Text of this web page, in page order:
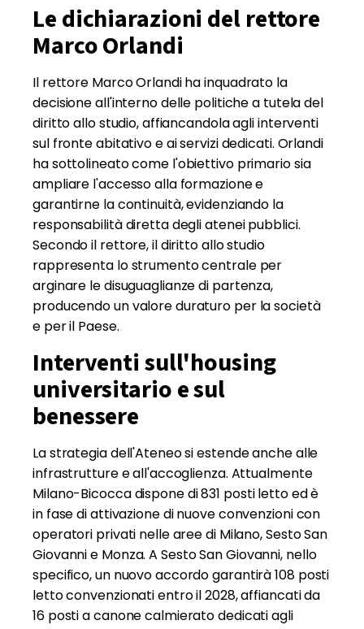
Le dichiarazioni del rettore
Marco Orlandi
Il rettore Marco Orlandi ha inquadrato la
decisione all'interno delle politiche a tutela del
diritto allo studio, affiancandola agli interventi
sul fronte abitativo e ai servizi dedicati. Orlandi
ha sottolineato come l'obiettivo primario sia
ampliare l'accesso alla formazione e
garantirne la continuità, evidenziando la
responsabilità diretta degli atenei pubblici.
Secondo il rettore, il diritto allo studio
rappresenta lo strumento centrale per
arginare le disuguaglianze di partenza,
producendo un valore duraturo per la società
e per il Paese.
Interventi sull'housing
universitario e sul
benessere
La strategia dell'Ateneo si estende anche alle
infrastrutture e all'accoglienza. Attualmente
Milano-Bicocca dispone di 831 posti letto ed è
in fase di attivazione di nuove convenzioni con
operatori privati nelle aree di Milano, Sesto San
Giovanni e Monza. A Sesto San Giovanni, nello
specifico, un nuovo accordo garantirà 108 posti
letto convenzionati entro il 2028, affiancati da
16 posti a canone calmierato dedicati agli